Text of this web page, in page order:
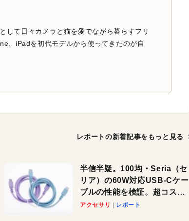
して日々カメラと猫を愛でながら暮らすフリ
、iPadを初代モデルから使ってきたのが自
レポートの新着記事をもっと見る
半信半疑。100均・Seria（セ
リア）の60W対応USB-Cケー
ブルの性能を検証。超コスパ
の1本を発見か？
アクセサリ レポート